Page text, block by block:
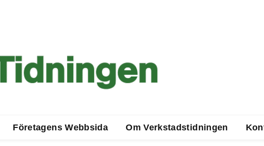
Företagens Webbsida Om Verkstadstidningen